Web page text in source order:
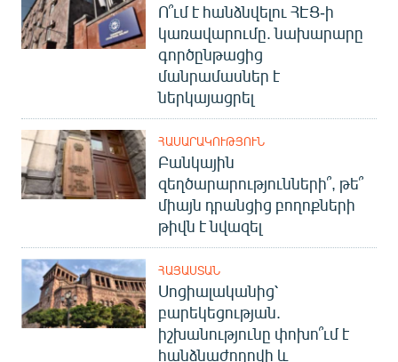
Ո՞ւմ է հանձնվելու ՀԷՑ-ի
կառավարումը. նախարարը
գործընթացից
մանրամասներ է
ներկայացրել
ՀԱՍԱՐԱԿՈՒԹՅՈՒՆ
Բանկային
զեղծարարությունների՞, թե՞
միայն դրանցից բողոքների
թիվն է նվազել
ՀԱՅԱՍՏԱՆ
Սոցիալականից՝
բարեկեցության.
իշխանությունը փոխո՞ւմ է
հանձնաժողովի և